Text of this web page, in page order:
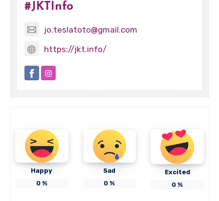
#JKTInfo
jo.teslatoto@gmail.com
https://jkt.info/
Happy
0%
Sad
0 %
Excited
0 %